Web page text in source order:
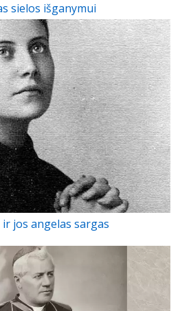
sielos išganymui
ir jos angelas sargas